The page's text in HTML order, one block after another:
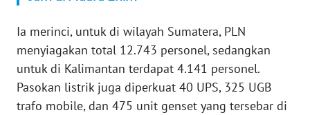
Ia merinci, untuk di wilayah Sumatera, PLN
menyiagakan total 12.743 personel, sedangkan
untuk di Kalimantan terdapat 4.141 personel.
Pasokan listrik juga diperkuat 40 UPS, 325 UGB
trafo mobile, dan 475 unit genset yang tersebar di
RIAU
WN
SERAMBI